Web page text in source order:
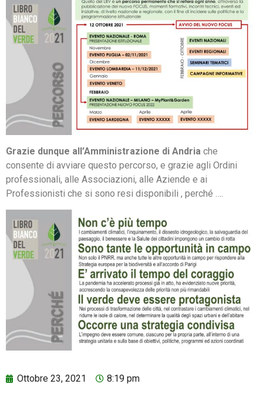
Grazie dunque all’Amministrazione di Andria che
consente di avviare questo percorso, e grazie agli Ordini
professionali, alle Associazioni, alle Aziende e ai
Professionisti che si sono resi disponibili , perché ….
Ottobre 23, 2021 8:19 pm